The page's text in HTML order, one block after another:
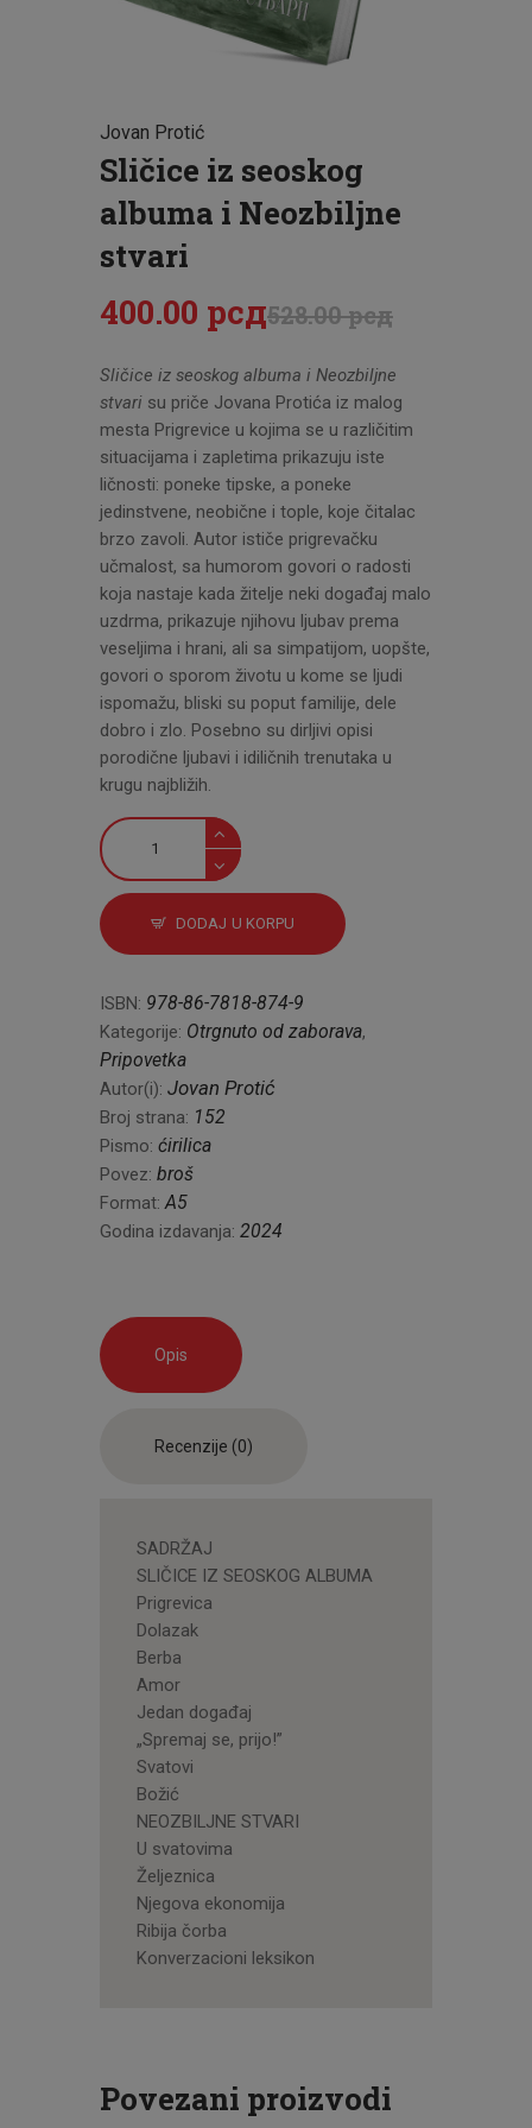
CENOVNIK
Jovan Protić
Sličice iz seoskog
albuma i Neozbiljne
stvari
528.00рсд
400.00 рсд
Sličice iz seoskog albuma i Neozbiljne
stvari su priče Jovana Protića iz malog
mesta Prigrevice u kojima se u različitim
situacijama i zapletima prikazuju iste
ličnosti: poneke tipske, a poneke
jedinstvene, neobične i tople, koje čitalac
brzo zavoli. Autor ističe prigrevačku
učmalost, sa humorom govori o radosti
koja nastaje kada žitelje neki događaj malo
uzdrma, prikazuje njihovu ljubav prema
veseljima i hrani, ali sa simpatijom, uopšte,
govori o sporom životu u kome se ljudi
ispomažu, bliski su poput familije, dele
dobro i zlo. Posebno su dirljivi opisi
porodične ljubavi i idiličnih trenutaka u
krugu najbližih.
Sličice
iz
seoskog
albuma
i
stvari
količina
DODAJ U KORPU
ISBN: 978-86-7818-874-9
Kategorije: Otrgnuto od zaborava,
Pripovetka
Autor(i): Jovan Protić
Broj strana: 152
Pismo: ćirilica
Povez: broš
Format:A5
Godina izdavanja: 2024
Opis
Recenzije (0)
SADRŽAJ
SLIČICE IZ SEOSKOG ALBUMA
Prigrevica
Dolazak
Berba
Amor
Jedan događaj
„Spremaj se, prijo!”
Svatovi
Božić
NEOZBILJNE STVARI
U svatovima
Željeznica
Njegova ekonomija
Ribija čorba
Konverzacioni leksikon
Povezani proizvodi